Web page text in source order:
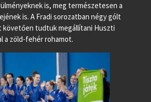
is, meg természetesen a
is. A Fradi sorozatban négy gólt
tudtuk megállítani Huszti
a zöld-fehér rohamot.